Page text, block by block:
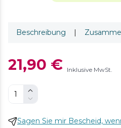
Beschreibung |
21,90 € Inklusive MwSt.
Sagen Sie mir Bescheid,